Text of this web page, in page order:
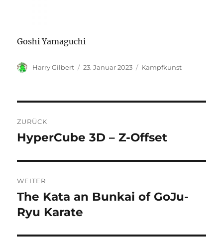
Goshi Yamaguchi
Autor
Harry Gilbert
Veröffentlicht
23. Januar 2023 Kategorien
Kampfkunst
ZURÜCK
Vorheriger
HyperCube 3D – Z-Offset
WEITER
Nächster
Beitrag:
The Kata an Bunkai of GoJu-
Ryu Karate